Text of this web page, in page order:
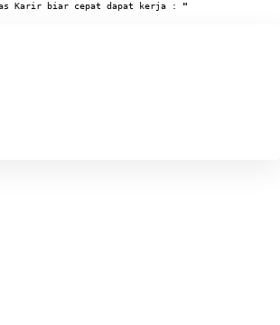
Karir biar cepat dapat kerja : "